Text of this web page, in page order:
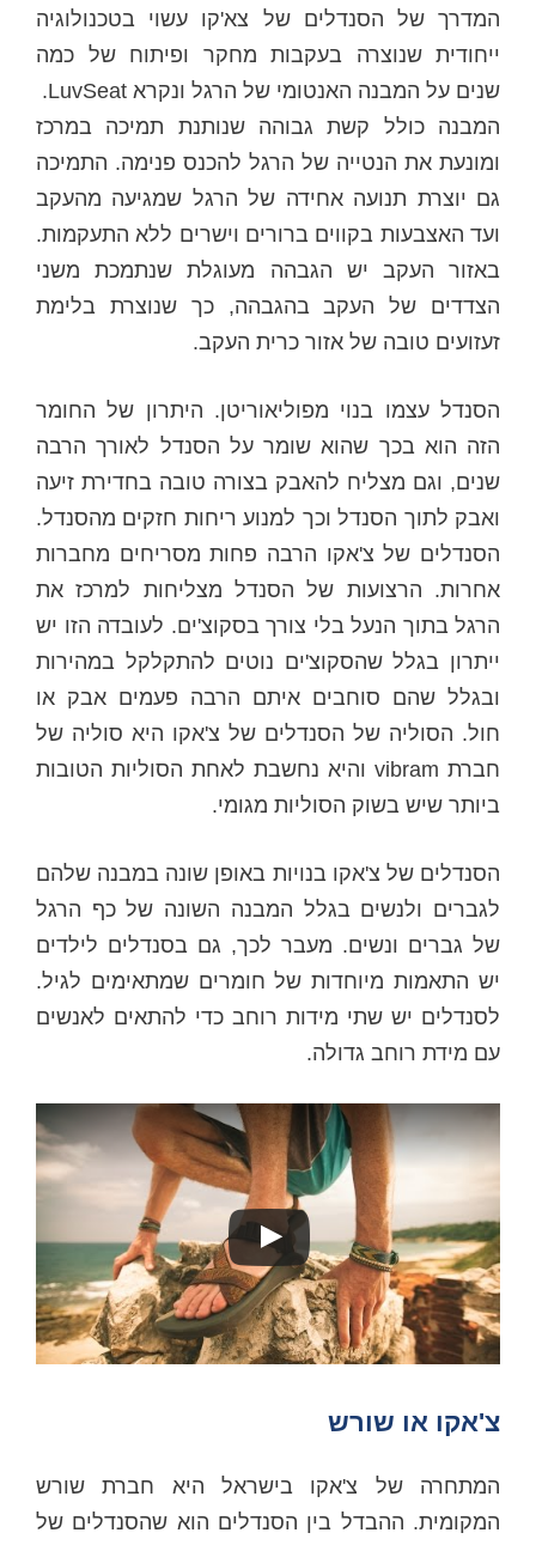
המדרך של הסנדלים של צא'קו עשוי בטכנולוגיה
ייחודית שנוצרה בעקבות מחקר ופיתוח של כמה
שנים על המבנה האנטומי של הרגל ונקרא LuvSeat.
המבנה כולל קשת גבוהה שנותנת תמיכה במרכז
ומונעת את הנטייה של הרגל להכנס פנימה. התמיכה
גם יוצרת תנועה אחידה של הרגל שמגיעה מהעקב
ועד האצבעות בקווים ברורים וישרים ללא התעקמות.
באזור העקב יש הגבהה מעוגלת שנתמכת משני
הצדדים של העקב בהגבהה, כך שנוצרת בלימת
זעזועים טובה של אזור כרית העקב.
הסנדל עצמו בנוי מפוליאוריטן. היתרון של החומר
הזה הוא בכך שהוא שומר על הסנדל לאורך הרבה
שנים, וגם מצליח להאבק בצורה טובה בחדירת זיעה
ואבק לתוך הסנדל וכך למנוע ריחות חזקים מהסנדל.
הסנדלים של צ'אקו הרבה פחות מסריחים מחברות
אחרות. הרצועות של הסנדל מצליחות למרכז את
הרגל בתוך הנעל בלי צורך בסקוצ'ים. לעובדה הזו יש
ייתרון בגלל שהסקוצ'ים נוטים להתקלקל במהירות
ובגלל שהם סוחבים איתם הרבה פעמים אבק או
חול. הסוליה של הסנדלים של צ'אקו היא סוליה של
חברת vibram והיא נחשבת לאחת הסוליות הטובות
ביותר שיש בשוק הסוליות מגומי.
הסנדלים של צ'אקו בנויות באופן שונה במבנה שלהם
לגברים ולנשים בגלל המבנה השונה של כף הרגל
של גברים ונשים. מעבר לכך, גם בסנדלים לילדים
יש התאמות מיוחדות של חומרים שמתאימים לגיל.
לסנדלים יש שתי מידות רוחב כדי להתאים לאנשים
עם מידת רוחב גדולה.
צ'אקו או שורש
המתחרה של צ'אקו בישראל היא חברת שורש
המקומית. ההבדל בין הסנדלים הוא שהסנדלים של